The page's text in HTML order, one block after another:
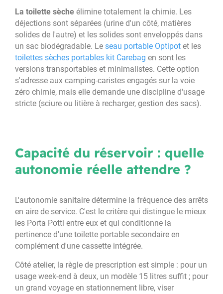
La toilette sèche élimine totalement la chimie. Les
déjections sont séparées (urine d'un côté, matières
solides de l'autre) et les solides sont enveloppés dans
un sac biodégradable. Le seau portable Optipot et les
toilettes sèches portables kit Carebag en sont les
versions transportables et minimalistes. Cette option
s'adresse aux camping-caristes engagés sur la voie
zéro chimie, mais elle demande une discipline d'usage
stricte (sciure ou litière à recharger, gestion des sacs).
Capacité du réservoir : quelle
autonomie réelle attendre ?
L'autonomie sanitaire détermine la fréquence des arrêts
en aire de service. C'est le critère qui distingue le mieux
les Porta Potti entre eux et qui conditionne la
pertinence d'une toilette portable secondaire en
complément d'une cassette intégrée.
Côté atelier, la règle de prescription est simple : pour un
usage week-end à deux, un modèle 15 litres suffit ; pour
un grand voyage en stationnement libre, viser